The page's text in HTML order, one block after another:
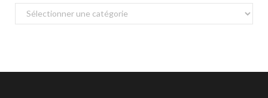
Catégories